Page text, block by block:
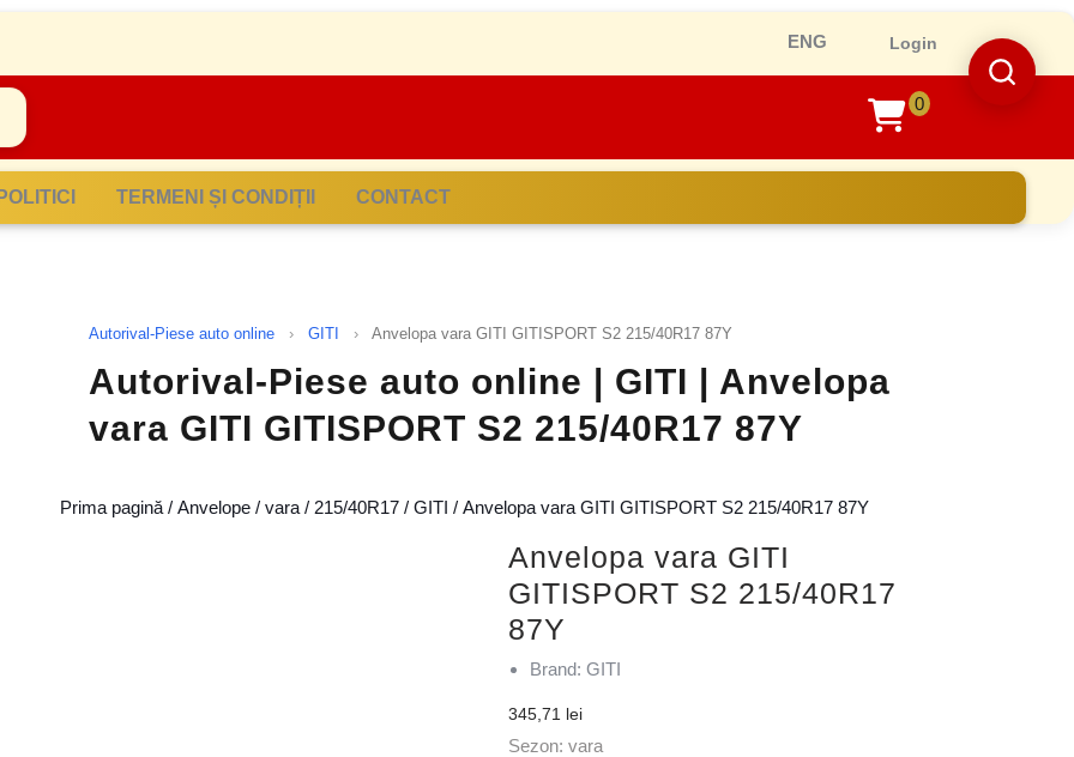
Login
shopping
cart
0
POLITICI TERMENI ȘI CONDIȚII CONTACT
Autorival-Piese auto online › GITI › Anvelopa vara GITI GITISPORT S2 215/40R17 87Y
Autorival-Piese auto online | GITI | Anvelopa
vara GITI GITISPORT S2 215/40R17 87Y
Prima pagină / Anvelope / vara / 215/40R17 / GITI / Anvelopa vara GITI GITISPORT S2 215/40R17 87Y
Anvelopa vara GITI
GITISPORT S2 215/40R17
87Y
Brand: GITI
345,71 lei
Sezon: vara